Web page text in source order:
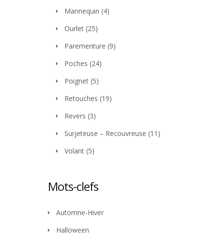
Mannequin (4)
Ourlet (25)
Parementure (9)
Poches (24)
Poignet (5)
Retouches (19)
Revers (3)
Surjeteuse – Recouvreuse (11)
Volant (5)
Mots-clefs
Automne-Hiver
Halloween